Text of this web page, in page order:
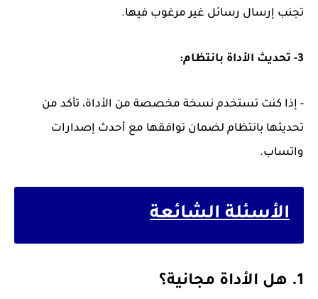
تجنب إرسال رسائل غير مرغوب فيها.
3- تحديث الأداة بانتظام:
- إذا كنت تستخدم نسخة مخصصة من الأداة، تأكد من
تحديثها بانتظام لضمان توافقها مع أحدث إصدارات
واتساب.
الأسئلة الشائعة
1. هل الأداة مجانية؟